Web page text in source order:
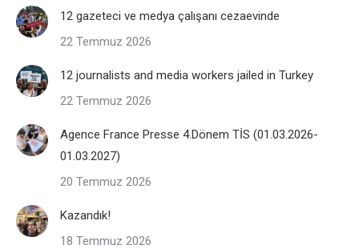
12 gazeteci ve medya çalışanı cezaevinde
22 Temmuz 2026
12 journalists and media workers jailed in Turkey
22 Temmuz 2026
Agence France Presse 4.Dönem TİS (01.03.2026-
01.03.2027)
20 Temmuz 2026
Kazandık!
18 Temmuz 2026